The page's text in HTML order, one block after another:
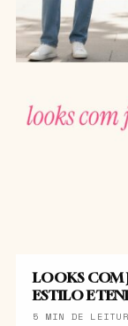
LOOKS COM
ESTILO E
5 MIN DE